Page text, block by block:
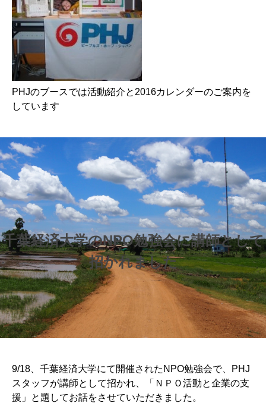
PHJのブースでは活動紹介と2016カレンダーのご案内を
しています
千葉経済大学のNPO勉強会に講師として
招かれました
9/18、千葉経済大学にて開催されたNPO勉強会で、PHJ
スタッフが講師として招かれ、「ＮＰＯ活動と企業の支
援」と題してお話をさせていただきました。